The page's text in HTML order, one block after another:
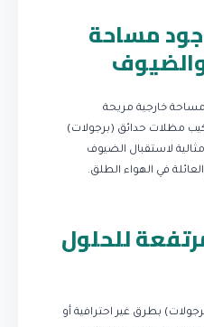
مساحة
مساحة خارجية مريحة
مظلات حدائق (برجولات)
لاستقبال الضيوف
في الهواء الطلق.
للحلول
بطرق غير احترافية أو